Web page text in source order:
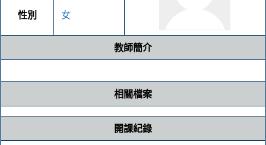
性別 女
教師簡介
相關檔案
開課紀錄